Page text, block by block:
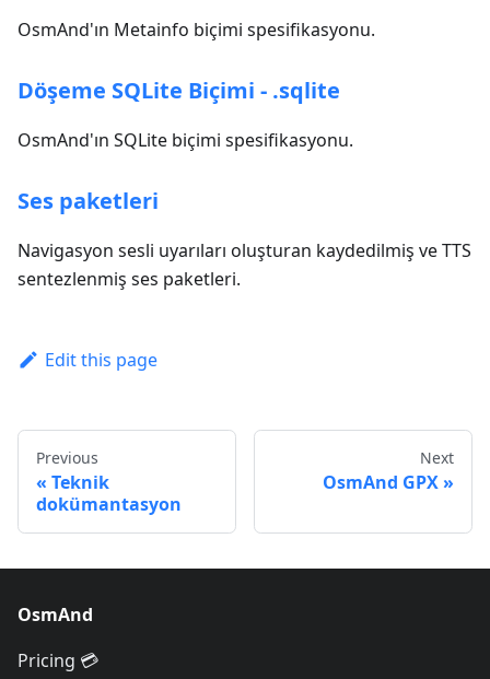
OsmAnd'ın Metainfo biçimi spesifikasyonu.
Döşeme SQLite Biçimi - .sqlite
OsmAnd'ın SQLite biçimi spesifikasyonu.
Ses paketleri
Navigasyon sesli uyarıları oluşturan kaydedilmiş ve TTS
sentezlenmiş ses paketleri.
Edit this page
Previous
Teknik
dokümantasyon
Next
OsmAnd GPX
OsmAnd
Pricing 💳